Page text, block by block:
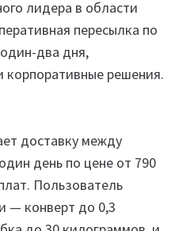
лидера в области
пересылка по
два дня,
корпоративные решения.
доставку между
день по цене от 790
Пользователь
— конверт до 0,3